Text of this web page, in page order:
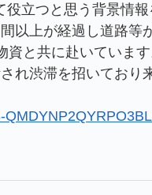
立つと思う背景情
以上が経過し道路等
と共に赴いています
れ渋滞を招いており